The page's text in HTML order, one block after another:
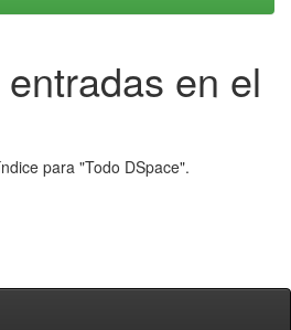
en el
para "Todo DSpace".